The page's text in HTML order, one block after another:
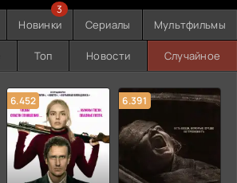
Новинки
3
Сериалы Мультфильмы
Топ Новости Случайное
6.452 6.391